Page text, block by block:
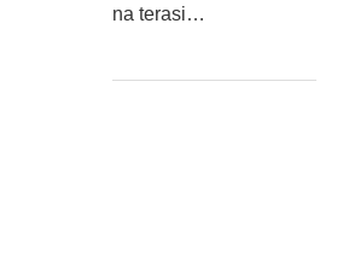
na terasi…